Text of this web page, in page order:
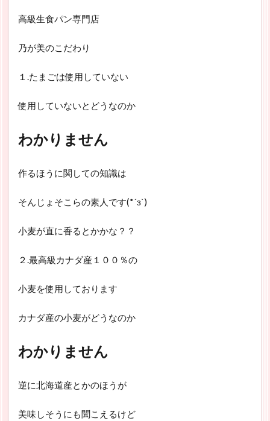
高級生食パン専門店
乃が美のこだわり
１.たまごは使用していない
使用していないとどうなのか
わかりません
作るほうに関しての知識は
そんじょそこらの素人です(*´з`)
小麦が直に香るとかかな？？
２.最高級カナダ産１００％の
小麦を使用しております
カナダ産の小麦がどうなのか
わかりません
逆に北海道産とかのほうが
美味しそうにも聞こえるけど